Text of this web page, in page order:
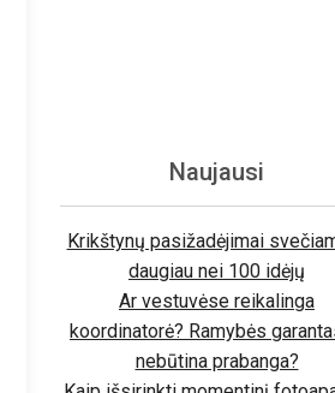
Naujausi
Krikštynų pasižadėjimai
daugiau nei 100 idėjų
Ar vestuvėse reikalinga
koordinatorė? Ramybės
nebūtina prabanga?